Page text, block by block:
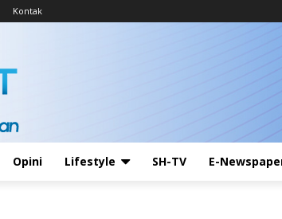
Kontak
Opini Lifestyle SH-TV E-